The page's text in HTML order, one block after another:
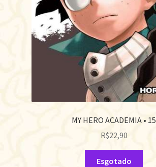
MY HERO ACADEMIA • 15
R$22,90
Esgotado